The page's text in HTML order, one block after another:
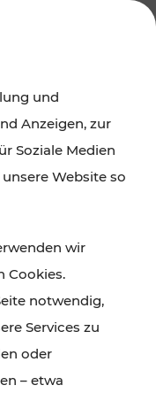
und
Anzeigen, zur
Soziale Medien
Website so
wir
Cookies.
notwendig,
Services zu
oder
– etwa